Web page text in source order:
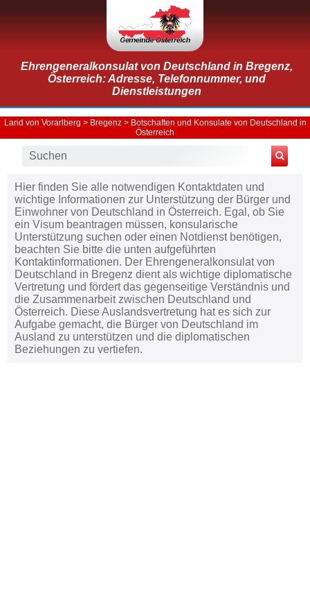
Ehrengeneralkonsulat von Deutschland in Bregenz,
Österreich: Adresse, Telefonnummer, und
Dienstleistungen
Land von Vorarlberg > Bregenz> Botschaften und Konsulate von Deutschland in
Österreich
Hier finden Sie alle notwendigen Kontaktdaten und
wichtige Informationen zur Unterstützung der Bürger und
Einwohner von Deutschland in Österreich. Egal, ob Sie
ein Visum beantragen müssen, konsularische
Unterstützung suchen oder einen Notdienst benötigen,
beachten Sie bitte die unten aufgeführten
Kontaktinformationen. Der Ehrengeneralkonsulat von
Deutschland in Bregenz dient als wichtige diplomatische
Vertretung und fördert das gegenseitige Verständnis und
die Zusammenarbeit zwischen Deutschland und
Österreich. Diese Auslandsvertretung hat es sich zur
Aufgabe gemacht, die Bürger von Deutschland im
Ausland zu unterstützen und die diplomatischen
Beziehungen zu vertiefen.